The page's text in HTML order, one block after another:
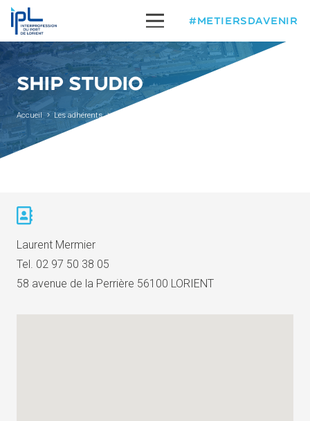
#METIERSDAVENIR
SHIP STUDIO
Accueil Les adhérents Ship Studio
Laurent Mermier
Tel. 02 97 50 38 05
58 avenue de la Perrière 56100 LORIENT